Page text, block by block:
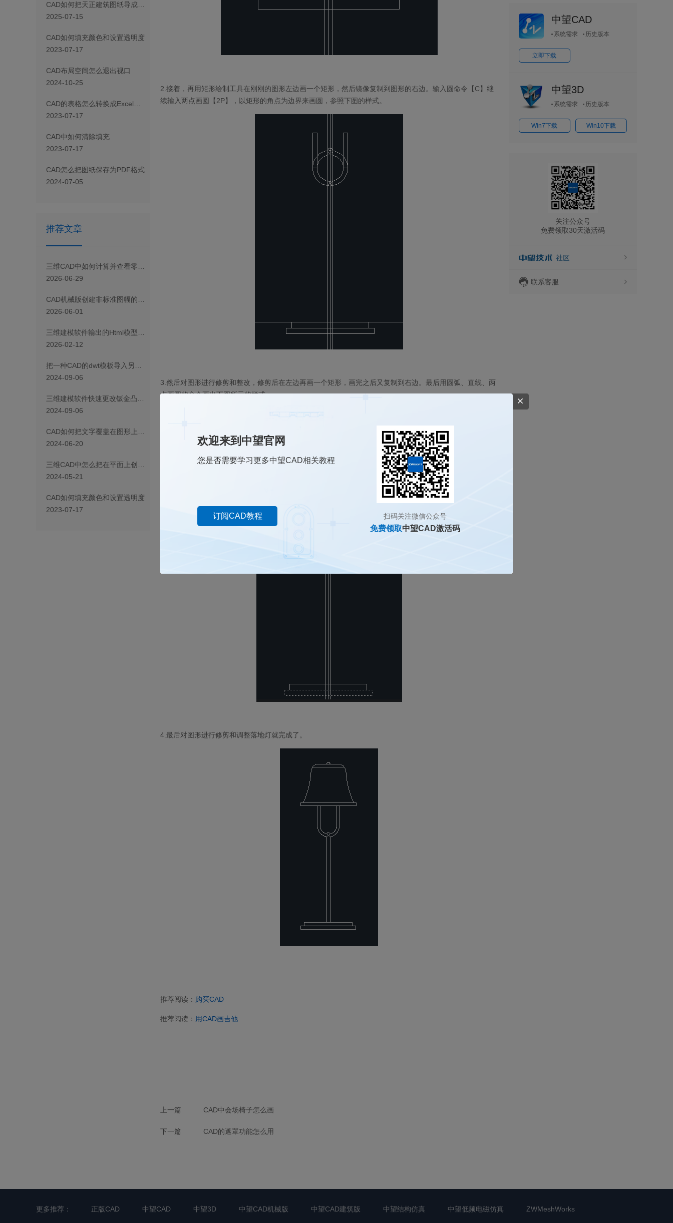
CAD如何把天正建筑图纸导成天正T3/T8/T9格式版本
2025-07-15
CAD如何填充颜色和设置透明度
2023-07-17
CAD布局空间怎么退出视口
2024-10-25
CAD 的表格怎么转换成Excel表格
2023-07-17
CAD 中如何清除填充
2023-07-17
CAD怎么把图纸保存为PDF格式
2024-07-05
推荐文章
三维CAD中如何计算并查看零件的质量、体积、表面积？
2026-06-29
CAD机械版创建非标准图幅的方法
2026-06-01
三维建模软件输出的Html模型怎么测量圆弧和直线长度
2026-02-12
把一种CAD的dwt模板导入另一种CAD中使用的方法
2024-09-06
三维建模软件快速更改钣金凸缘距离起点的距离的方法
2024-09-06
CAD如何把文字覆盖在图形上面？
2024-06-20
三维CAD中怎么把在平面上创建的特征移植到曲面上
2024-05-21
CAD如何填充颜色和设置透明度
2023-07-17
2. 接着，再用矩形绘制工具在刚刚的图形左边画一个矩形，然后镜像复制到图形的右边。输入圆命令【C】继
续输入两点画圆【2P】，以矩形的角点为边界来画圆，参照下图的样式。
3. 然后对图形进行修剪和整改，修剪后在左边再画一个矩形，画完之后又复制到右边。最后用圆弧、直线、两
点画圆的命令画出下图所示的样式：
4. 最后对图形进行修剪和调整落地灯就完成了。
推荐阅读： 购买CAD
推荐阅读： 用CAD画吉他
上一篇 CAD中会场椅子怎么画
下一篇 CAD 的遮罩功能怎么用
中望CAD
系统需求 历史版本
立即下载
中望3D
系统需求 历史版本
Win7下载 Win10下载
关注公众号
免费领取30天激活码
联系客服
更多推荐： 正版CAD 中望CAD 中望3D 中望CAD机械版 中望CAD建筑版 中望结构仿真 中望低频电磁仿真 ZWMeshWorks
欢迎来到中望官网
您是否需要学习更多中望CAD相关教程
订阅CAD教程 扫码关注微信公众号
免费领取中望CAD激活码